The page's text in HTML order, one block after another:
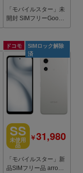
「モバイルスター」未
開封 SIMフリーGoogle
Pixel9a 128GB Iris
ドコモ
SIMロック解除
済
SS
未使用
品
￥31,980
「モバイルスター」新
品SIMフリー品 arrows